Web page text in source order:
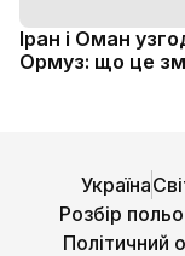
Іран і Оман
Ормуз: що це
Україна
Розбір
Політичний